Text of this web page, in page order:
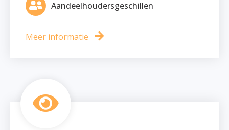
Aandeelhoudersgeschillen
Meer informatie